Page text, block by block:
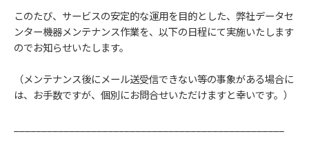
このたび、サービスの安定的な運用を目的とした、弊社データセ
ンター機器メンテナンス作業を、以下の日程にて実施いたします
のでお知らせいたします。
（メンテナンス後にメール送受信できない等の事象がある場合に
は、お手数ですが、個別にお問合せいただけますと幸いです。）